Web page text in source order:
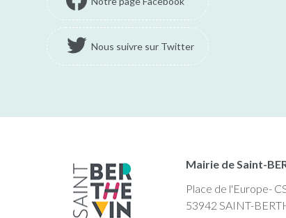
Nous suivre sur Twitter
Mairie de Saint-
Place de l'Europe-
53942 SAINT-